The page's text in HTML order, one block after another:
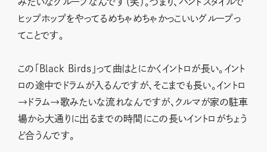
ヒップホップをやってるめちゃめちゃかっこいいグループっ
てことです。
この「Black Birds」って曲はとにかくイントロが長い。イント
ロの途中でドラムが入るんですが、そこまでも長い。イントロ
→ドラム→歌みたいな流れなんですが、クルマが家の駐車
場から大通りに出るまでの時間にこの長いイントロがちょう
ど合うんです。